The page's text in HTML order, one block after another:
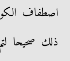
اصطفاف
ذلك صحيحا